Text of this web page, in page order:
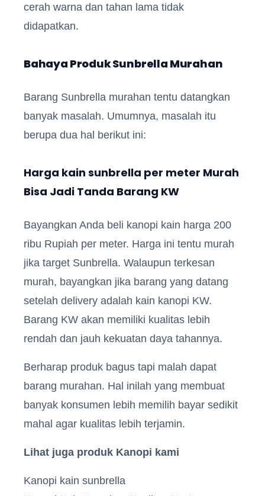
cerah warna dan tahan lama tidak
didapatkan.
Bahaya Produk Sunbrella Murahan
Barang Sunbrella murahan tentu datangkan
banyak masalah. Umumnya, masalah itu
berupa dua hal berikut ini:
Harga kain sunbrella per meter Murah
Bisa Jadi Tanda Barang KW
Bayangkan Anda beli kanopi kain harga 200
ribu Rupiah per meter. Harga ini tentu murah
jika target Sunbrella. Walaupun terkesan
murah, bayangkan jika barang yang datang
setelah delivery adalah kain kanopi KW.
Barang KW akan memiliki kualitas lebih
rendah dan jauh kekuatan daya tahannya.
Berharap produk bagus tapi malah dapat
barang murahan. Hal inilah yang membuat
banyak konsumen lebih memilih bayar sedikit
mahal agar kualitas lebih terjamin.
Lihat juga produk Kanopi kami
Kanopi kain sunbrella